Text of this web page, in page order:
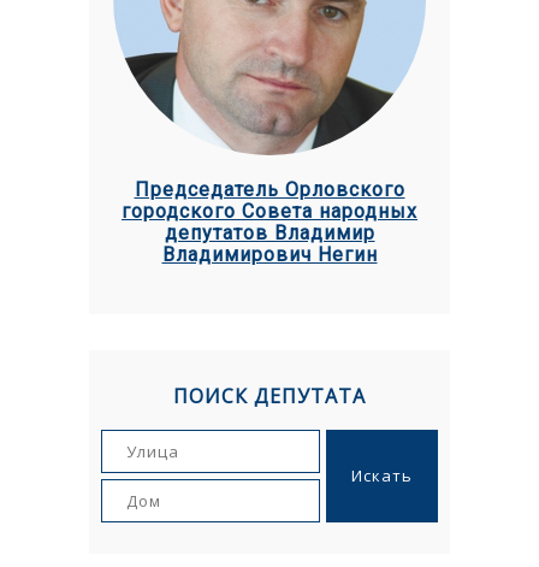
Председатель Орловского
городского Совета народных
депутатов Владимир
Владимирович Негин
ПОИСК ДЕПУТАТА